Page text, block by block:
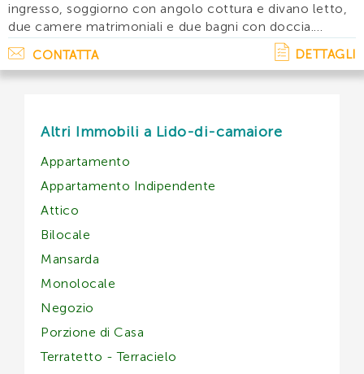
ingresso, soggiorno con angolo cottura e divano letto,
due camere matrimoniali e due bagni con doccia.
Lavatrice, lavastoviglie, tv. Disponibilita' e
prezzi: maggio:giugno:luglio: agosto:&. . .
CONTATTA DETTAGLI
Altri Immobili a Lido-di-camaiore
Appartamento
Appartamento Indipendente
Attico
Bilocale
Mansarda
Monolocale
Negozio
Porzione di Casa
Terratetto - Terracielo